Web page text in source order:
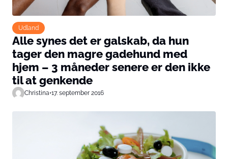
Udland
Alle synes det er galskab, da hun
tager den magre gadehund med
hjem – 3 måneder senere er den ikke
til at genkende
Christina•17. september 2016